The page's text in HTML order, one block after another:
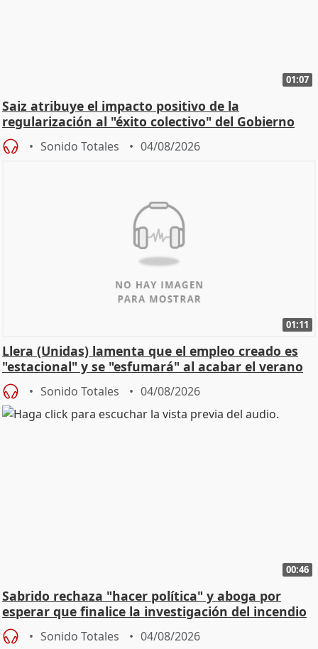
01:07
Saiz atribuye el impacto positivo de la
regularización al "éxito colectivo" del Gobierno
Sonido Totales 04/08/2026
01:11
Llera (Unidas) lamenta que el empleo creado es
"estacional" y se "esfumará" al acabar el verano
Sonido Totales 04/08/2026
00:46
Sabrido rechaza "hacer política" y aboga por
esperar que finalice la investigación del incendio
Sonido Totales 04/08/2026